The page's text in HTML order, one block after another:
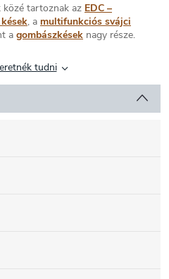
tartoznak az EDC –
, a multifunkciós svájci
a gombászkések nagy része.
tudni